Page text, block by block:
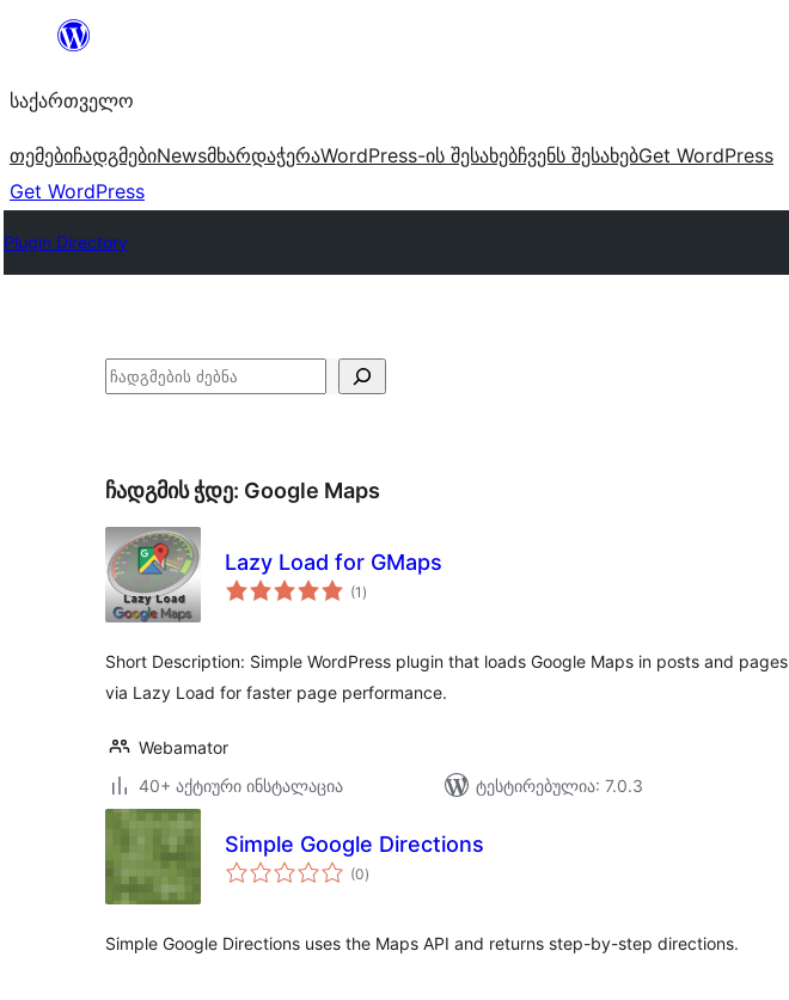
შიგთავსზე
საქართველო
თემებიჩადგმებიNewsმხარდაჭერაWordPress-ის შესახებჩვენს შესახებGet WordPress
Get WordPress
Plugin Directory
ძებნა
ჩადგმის ჭდე: Google Maps
Lazy Load for GMaps
(1 საერთო
რეიტინგი
)
Short Description: Simple WordPress plugin that loads Google Maps in posts and pages
via Lazy Load for faster page performance.
Webamator
40+ აქტიური ინსტალაცია
ტესტირებულია: 7.0.3
Simple Google Directions
(0საერთო
რეიტინგი
)
Simple Google Directions uses the Maps API and returns step-by-step directions.